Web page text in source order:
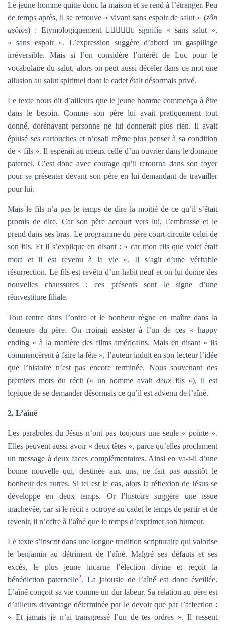
Le jeune homme quitte donc la maison et se rend à l’étranger. Peu
de temps après, il se retrouve « vivant sans espoir de salut » (zôn
asôtos) : Etymologiquement  
signifie « sans salut »,
« sans espoir ». L’expression suggère d’abord un gaspillage
irréversible. Mais si l’on considère l’intérêt de Luc pour le
vocabulaire du salut, alors on peut aussi déceler dans ce mot une
allusion au salut spirituel dont le cadet était désormais privé.
Le texte nous dit d’ailleurs que le jeune homme commença à être
dans le besoin. Comme son père lui avait pratiquement tout
donné, dorénavant personne ne lui donnerait plus rien. Il avait
épuisé ses cartouches et n’osait même plus penser à sa condition
de « fils ». Il espérait au mieux celle d’un ouvrier dans le domaine
paternel. C’est donc avec courage qu’il retourna dans son foyer
pour se présenter devant son père en lui demandant de travailler
pour lui.
Mais le fils n’a pas le temps de dire la moitié de ce qu’il s’était
promis de dire. Car son père accourt vers lui, l’embrasse et le
prend dans ses bras. Le programme du père court-circuite celui de
son fils. Et il s’explique en disant : « car mon fils que voici était
mort et il est revenu à la vie ». Il s’agit d’une véritable
résurrection. Le fils est revêtu d’un habit neuf et on lui donne des
nouvelles chaussures : ces présents sont le signe d’une
réinvestiture filiale.
Tout rentre dans l’ordre et le bonheur règne en maître dans la
demeure du père. On croirait assister à l’un de ces « happy
ending » à la manière des films américains. Mais en disant « ils
commencèrent à faire la fête », l’auteur induit en son lecteur l’idée
que l’histoire n’est pas encore terminée. Nous souvenant des
premiers mots du récit (« un homme avait deuxfils »), il est
logique de se demander désormais ce qu’il est advenu de l’aîné.
2. L’aîné
Les paraboles du Jésus n’ont pas toujours une seule « pointe ».
Elles peuvent aussi avoir « deux têtes », parce qu’elles proclament
un message à deux faces complémentaires. Ainsi en va-t-il d’une
bonne nouvelle qui, destinée aux uns, ne fait pas aussitôt le
bonheur des autres. Si tel est le cas, alors la réflexion de Jésus se
développe en deux temps. Or l’histoire suggère une issue
inachevée, car si le récit a octroyé au cadet le temps de partir et de
revenir, il n’offre à l’aîné que le temps d’exprimer son humeur.
Le texte s’inscrit dans une longue tradition scripturaire qui valorise
le benjamin au détriment de l’aîné. Malgré ses défauts et ses
excès, le plus jeune incarne l’élection divine et reçoit la
bénédiction paternelle2. La jalousie de l’aîné est donc éveillée.
L’aîné conçoit sa vie comme un dur labeur. Sa relation au père est
d’ailleurs davantage déterminée par le devoir que par l’affection :
« Et jamais je n’ai transgressé l’un de tes ordres ». Il ressent